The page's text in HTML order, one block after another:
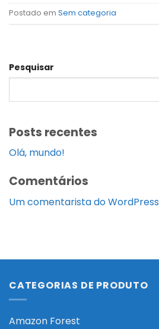
Postado em Sem categoria
Pesquisar
Posts recentes
Olá, mundo!
Comentários
Um comentarista do WordPress
CATEGORIAS DE PRODUTO
Amazon Forest